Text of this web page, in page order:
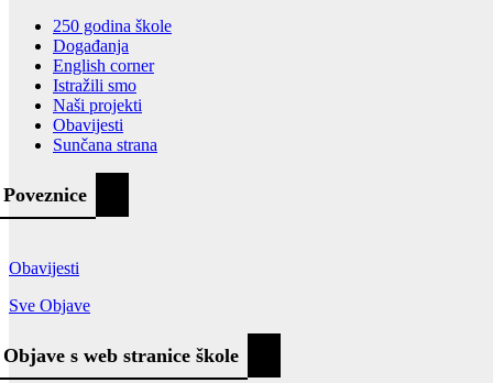
250 godina škole
Događanja
English corner
Istražili smo
Naši projekti
Obavijesti
Sunčana strana
Poveznice
Obavijesti
Sve Objave
Objave s web stranice škole